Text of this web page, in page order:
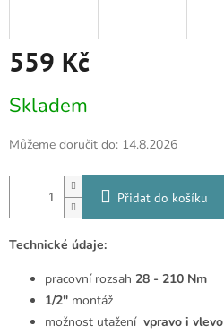
559 Kč
cena:
Skladem
Můžeme doručit do: 14.8.2026
Přidat do košíku
Technické údaje:
pracovní rozsah 28 - 210 Nm
1/2" montáž
možnost utažení vpravo i vlevo